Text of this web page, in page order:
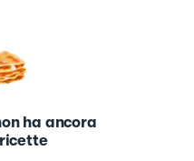
ha ancora